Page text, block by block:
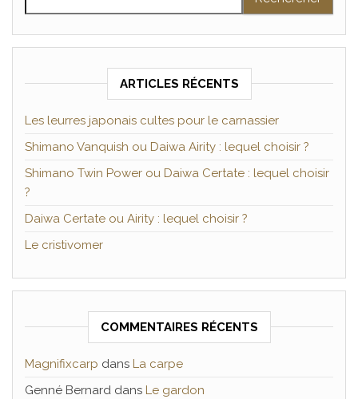
ARTICLES RÉCENTS
Les leurres japonais cultes pour le carnassier
Shimano Vanquish ou Daiwa Airity : lequel choisir ?
Shimano Twin Power ou Daiwa Certate : lequel choisir
?
Daiwa Certate ou Airity : lequel choisir ?
Le cristivomer
COMMENTAIRES RÉCENTS
Magnifixcarp dans La carpe
Genné Bernard dans Le gardon